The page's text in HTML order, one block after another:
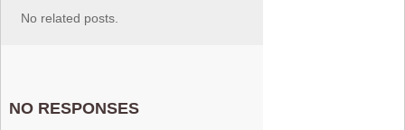
No related posts.
NO RESPONSES